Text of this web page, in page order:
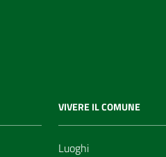
VIVERE IL COMUNE
Luoghi